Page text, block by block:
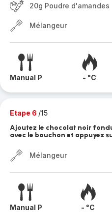
20g Poudre d'amandes
Mélangeur
Manual P - °C
Etape 6 /15
Ajoutez le chocolat noir
avec le bouchon et appuyez
Mélangeur
Manual P - °C